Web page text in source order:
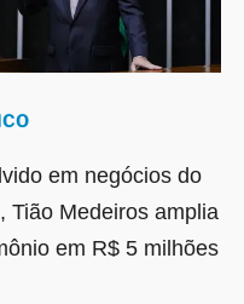
em negócios do
Tião Medeiros amplia
em R$ 5 milhões